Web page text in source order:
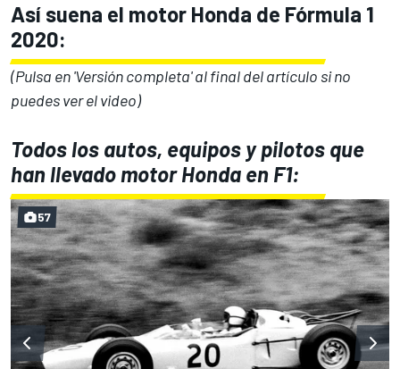
Así suena el motor Honda de Fórmula 1
2020:
(Pulsa en 'Versión completa' al final del artículo si no
puedes ver el video)
Todos los autos, equipos y pilotos que
han llevado motor Honda en F1:
57